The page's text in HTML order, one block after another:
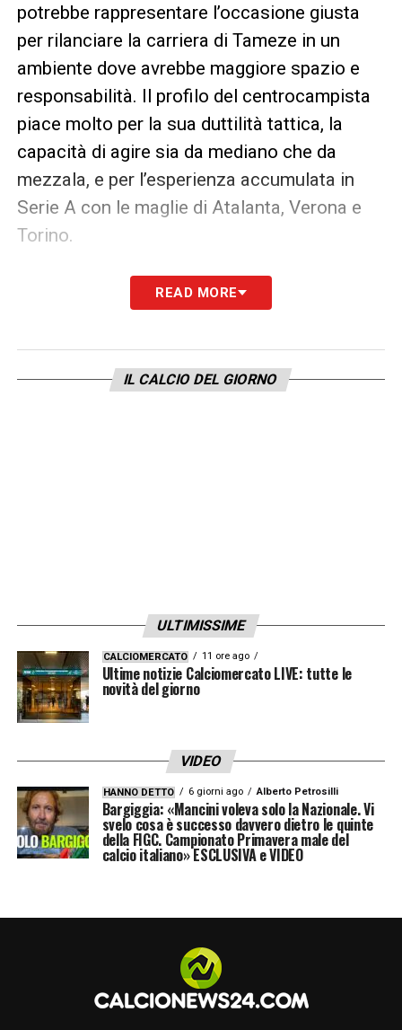
potrebbe rappresentare l’occasione giusta
per rilanciare la carriera di Tameze in un
ambiente dove avrebbe maggiore spazio e
responsabilità. Il profilo del centrocampista
piace molto per la sua duttilità tattica, la
capacità di agire sia da mediano che da
mezzala, e per l’esperienza accumulata in
Serie A con le maglie di Atalanta, Verona e
Torino.
La Cremonese è decisa a muoversi con
tempismo per non farsi superare dalla
disposizione di Nicola una squadra solida ed
equilibrata, capace di giocarsela su tutti i
tanti movimenti in cantiere per i grigiorossi,
determinati a costruire una rosa all’altezza
della Serie A. Le prossime settimane
saranno decisive per capire se la trattativa
LA PLAYLIST DELLE NOSTRE TOP NEWS
READ MORE
IL CALCIO DEL GIORNO
ULTIMISSIME
CALCIOMERCATO 11 ore ago
Ultime notizie Calciomercato LIVE: tutte le
novità del giorno
VIDEO
HANNO DETTO 6 giorni ago Alberto Petrosilli
Bargiggia: «Mancini voleva solo la Nazionale. Vi
svelo cosa è successo davvero dietro le quinte
della FIGC. Campionato Primavera male del
calcio italiano» ESCLUSIVA e VIDEO